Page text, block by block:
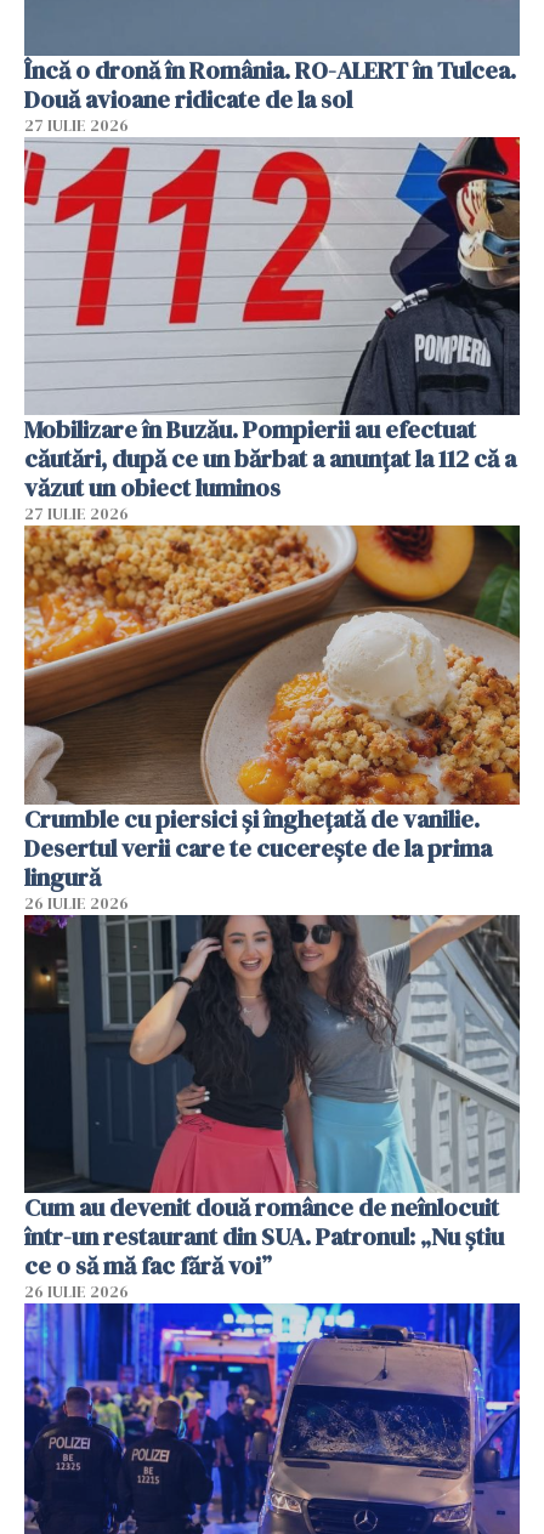
Încă o dronă în România. RO-ALERT în Tulcea.
Două avioane ridicate de la sol
27 IULIE 2026
Mobilizare în Buzău. Pompierii au efectuat
căutări, după ce un bărbat a anunțat la 112 că a
văzut un obiect luminos
27 IULIE 2026
Crumble cu piersici și înghețată de vanilie.
Desertul verii care te cucerește de la prima
lingură
26 IULIE 2026
Cum au devenit două românce de neînlocuit
într-un restaurant din SUA. Patronul: „Nu știu
ce o să mă fac fără voi”
26 IULIE 2026